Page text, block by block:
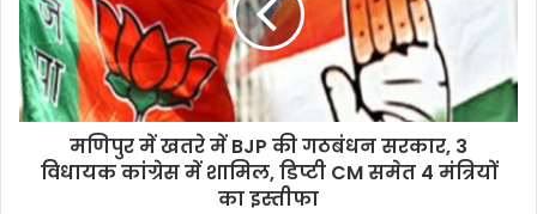
मणिपुर में खतरे में BJP की गठबंधन सरकार, 3
विधायक कांग्रेस में शामिल, डिप्‍टी CM समेत 4 मंत्रियों
का इस्‍तीफा